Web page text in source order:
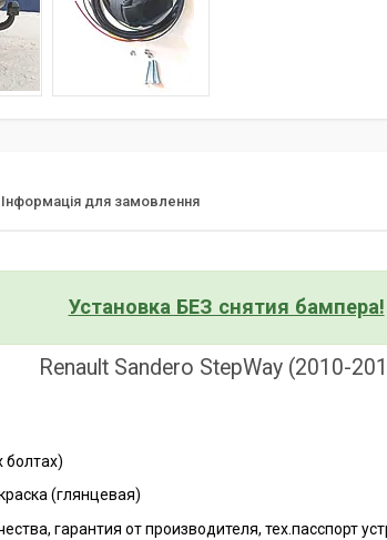
Інформація для замовлення
Установка БЕЗ снятия бампера!
Renault Sandero StepWay (2010-
болтах)
(глянцевая)
гарантия от производителя, тех.пасспорт